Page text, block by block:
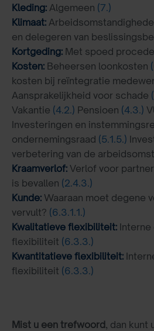
Kleding: Algemeen (7.)
Klimaat:
en delegeren van
Kortgeding: Met spoed
Kosten: Beheersen loonkosten
kosten bij reïntegratie
Aansprakelijkheid voor schade
Vakantie (4.2.) Pensioen (4.3.)
Investeringen en
ondernemingsraad (5.1.5.)
verbetering van de
Kraamverlof: Verlof voor
is bevallen (2.4.3.)
Kunde: Waaraan moet degene
vervult? (6.3.1.1.)
Kwalitatieve flexibiliteit: Interne
flexibiliteit (6.3.3.)
Kwantitatieve flexibiliteit:
flexibiliteit (6.3.3.)
Mist u een trefwoord, dan kunt